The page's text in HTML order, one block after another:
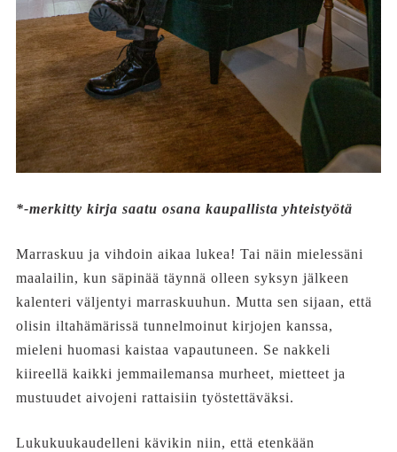
*-merkitty kirja saatu osana kaupallista yhteistyötä
Marraskuu ja vihdoin aikaa lukea! Tai näin mielessäni
maalailin, kun säpinää täynnä olleen syksyn jälkeen
kalenteri väljentyi marraskuuhun. Mutta sen sijaan, että
olisin iltahämärissä tunnelmoinut kirjojen kanssa,
mieleni huomasi kaistaa vapautuneen. Se nakkeli
kiireellä kaikki jemmailemansa murheet, mietteet ja
mustuudet aivojeni rattaisiin työstettäväksi.
Lukukuukaudelleni kävikin niin, että etenkään